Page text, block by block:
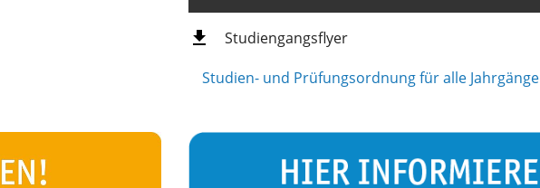
Studiengangsflyer
Studien- und Prüfungsordnung für alle Jahrgänge